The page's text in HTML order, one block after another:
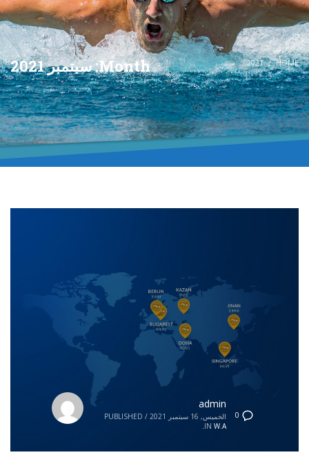
HOME
2021 سبتمبر Month: سبتمبر 2021
0
admin
الخميس, 16 سبتمبر 2021 /
PUBLISHED
IN W.A.